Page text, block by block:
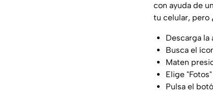
con ayuda de
tu celular, pero
Descarga la
Busca el
Maten
Elige
Pulsa el